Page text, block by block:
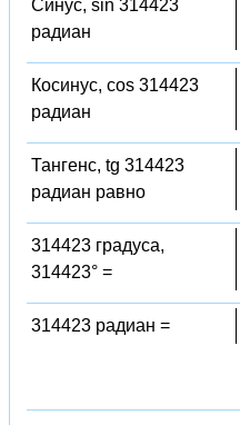
Синус, sin 314423
радиан
Косинус, cos 314423
радиан
Тангенс, tg 314423
радиан равно
314423 градуса,
314423° =
314423 радиан =